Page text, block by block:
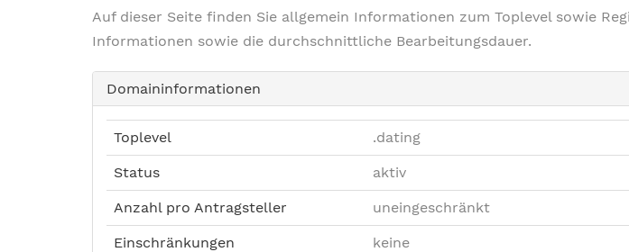
Auf dieser Seite finden Sie allgemein Informationen zum Toplevel sowie
Informationen sowie die durchschnittliche Bearbeitungsdauer.
Domaininformationen
Toplevel .dating
Status aktiv
Anzahl pro Antragsteller uneingeschränkt
Einschränkungen keine